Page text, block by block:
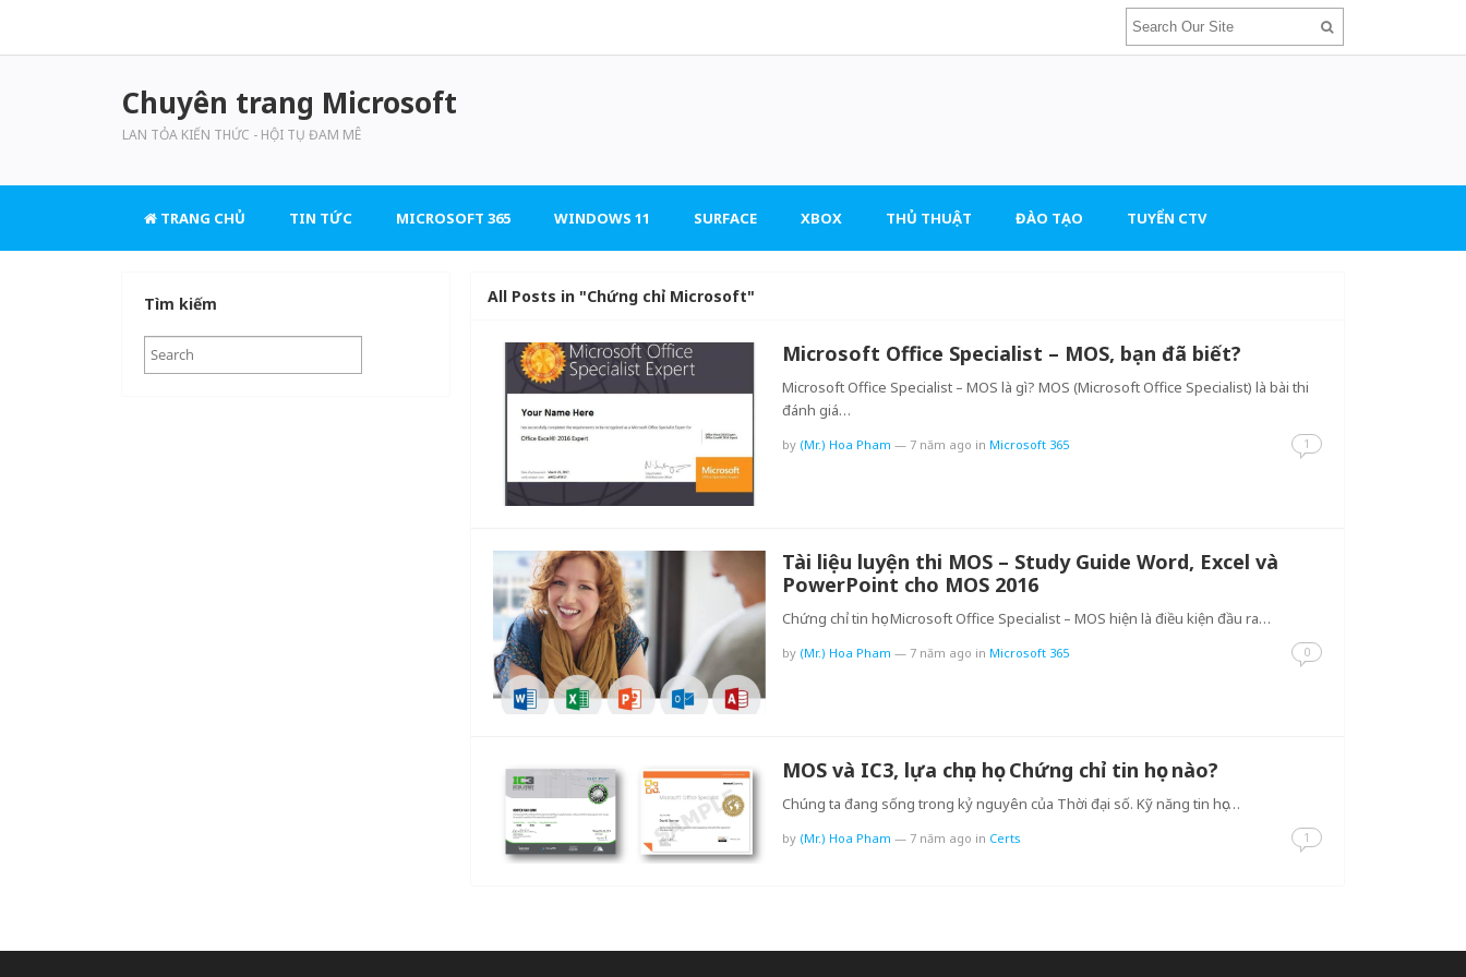
Chuyên trang Microsoft
LAN TỎA KIẾN THỨC - HỘI TỤ ĐAM MÊ
TRANG CHỦ TIN TỨC MICROSOFT 365 WINDOWS 11 SURFACE XBOX THỦ THUẬT ĐÀO TẠO TUYỂN CTV
All Posts in "Chứng chỉ Microsoft"
Microsoft Office Specialist – MOS, bạn đã biết?
Microsoft Office Specialist – MOS là gì? MOS (Microsoft Office Specialist) là bài thi
đánh giá…
by (Mr.) Hoa Pham — 7 năm ago in Microsoft 365 1
Tài liệu luyện thi MOS – Study Guide Word, Excel và
PowerPoint cho MOS 2016
Chứng chỉ tin học Microsoft Office Specialist – MOS hiện là điều kiện đầu ra…
by (Mr.) Hoa Pham — 7 năm ago in Microsoft 365 0
MOS và IC3, lựa chọn học Chứng chỉ tin học nào?
Chúng ta đang sống trong kỷ nguyên của Thời đại số. Kỹ năng tin học…
by (Mr.) Hoa Pham — 7 năm ago in Certs 1
Tìm kiếm